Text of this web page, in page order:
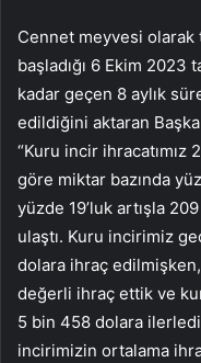
Cennet meyvesi olarak
başladığı 6 Ekim
kadar geçen 8 aylık
edildiğini aktaran
“Kuru incir ihracatımız
göre miktar bazında
yüzde 19’luk artışla
ulaştı. Kuru incirimiz
dolara ihraç
değerli ihraç ettik ve
5 bin 458 dolara
incirimizin ortalama